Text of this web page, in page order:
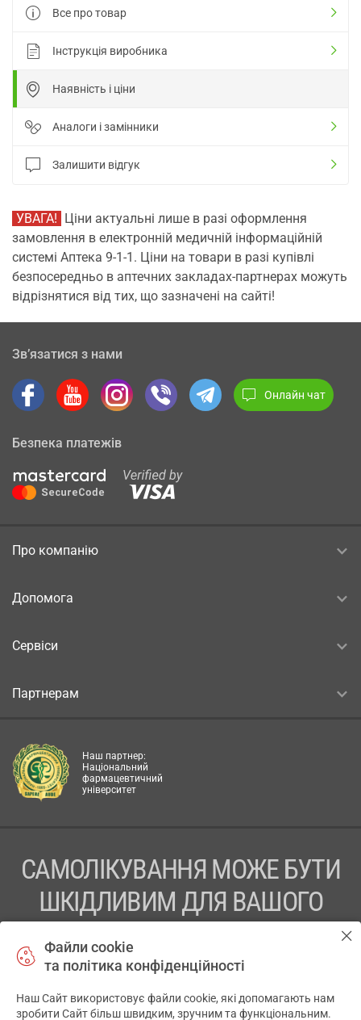
Все про товар
Інструкція виробника
Наявність і ціни
Аналоги і замінники
Залишити відгук
УВАГА! Ціни актуальні лише в разі оформлення
замовлення в електронній медичній інформаційній
системі Аптека 9-1-1. Ціни на товари в разі купівлі
безпосередньо в аптечних закладах-партнерах можуть
відрізнятися від тих, що зазначені на сайті!
Зв’язатися з нами
Онлайн чат
Безпека платежів
Про компанію
Допомога
Сервіси
Партнерам
Наш партнер:
Національний
фармацевтичний
університет
САМОЛІКУВАННЯ МОЖЕ БУТИ
ШКІДЛИВИМ ДЛЯ ВАШОГО
ПЕРЕД ЗАСТОСУВАННЯМ ПРЕПАРАТУ ПРОКОНСУЛЬТУЙТЕСЬ
Файли cookie
та політика конфіденційності
Наш Сайт використовує файли cookie, які допомагають нам
зробити Сайт більш швидким, зручним та функціональним.
✕